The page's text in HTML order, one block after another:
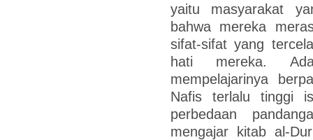
yaitu masyarakat
bahwa mereka
sifat-sifat yang
hati mereka.
mempelajarinya
Nafis terlalu tinggi
perbedaan
mengajar kitab al-